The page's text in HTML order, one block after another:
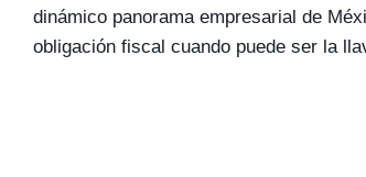
dinámico panorama empresarial de
obligación fiscal cuando puede ser la